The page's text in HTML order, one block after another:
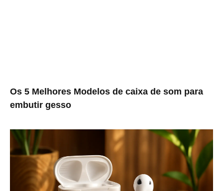
Os 5 Melhores Modelos de caixa de som para
embutir gesso